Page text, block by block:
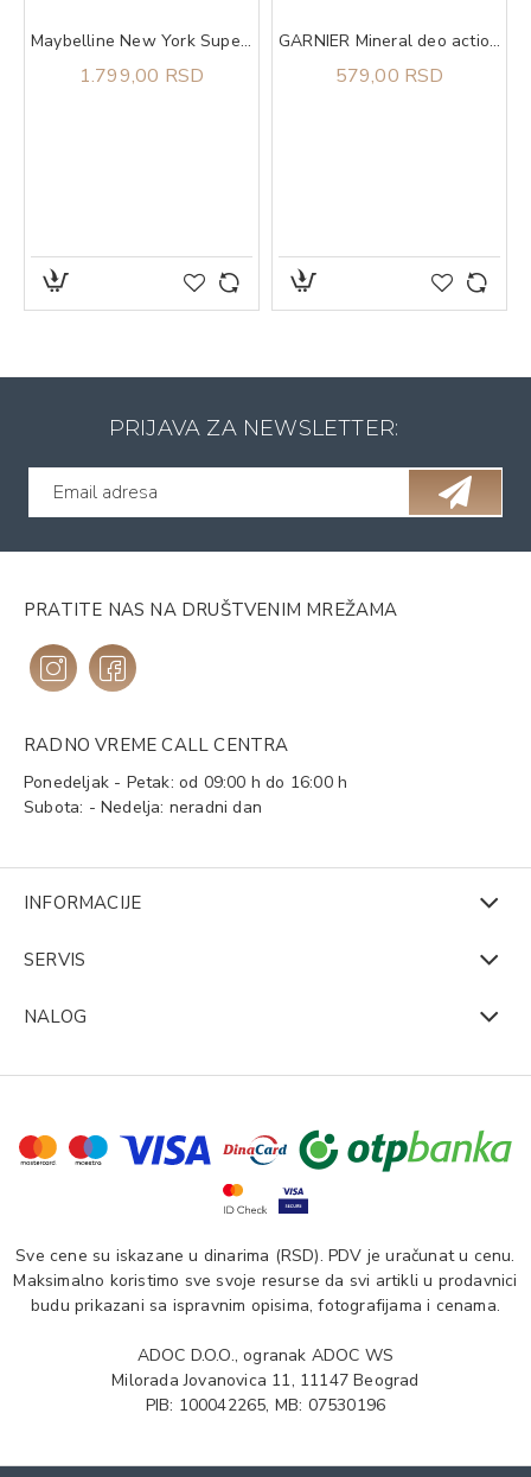
Maybelline New York Super Stay Lumi Matte tečni puder 140​
1.799,00 RSD
GARNIER Mineral deo action control thermic 72h sprej 150 ml
579,00 RSD
PRIJAVA ZA NEWSLETTER:
PRATITE NAS NA DRUŠTVENIM MREŽAMA
RADNO VREME CALL CENTRA
Ponedeljak - Petak: od 09:00 h do 16:00 h
Subota: - Nedelja: neradni dan
INFORMACIJE
SERVIS
NALOG
Sve cene su iskazane u dinarima (RSD). PDV je uračunat u cenu.
Maksimalno koristimo sve svoje resurse da svi artikli u prodavnici
budu prikazani sa ispravnim opisima, fotografijama i cenama.
ADOC D.O.O., ogranak ADOC WS
Milorada Jovanovica 11, 11147 Beograd
PIB: 100042265, MB: 07530196